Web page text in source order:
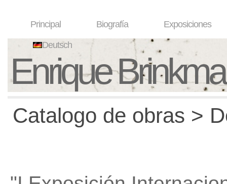
Principal Biografía Exposiciones
Deutsch
Enrique
Catalogo de obras >